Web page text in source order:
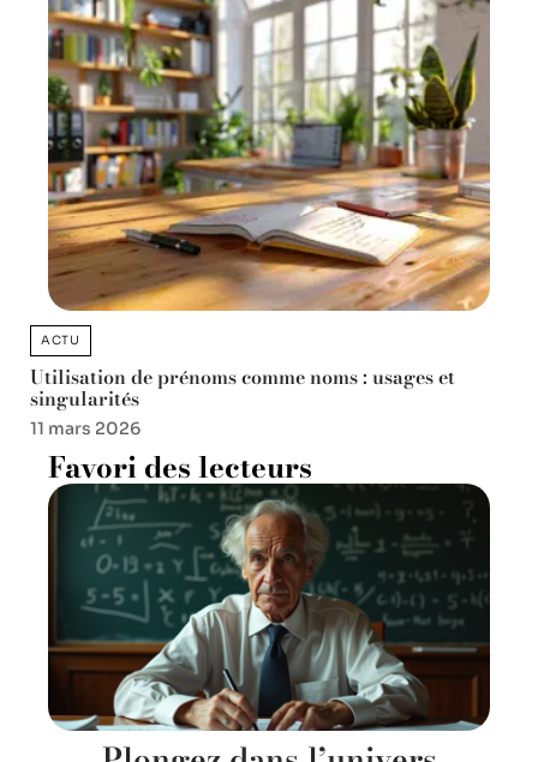
ACTU
Utilisation de prénoms comme noms : usages et
singularités
11 mars 2026
Favori des lecteurs